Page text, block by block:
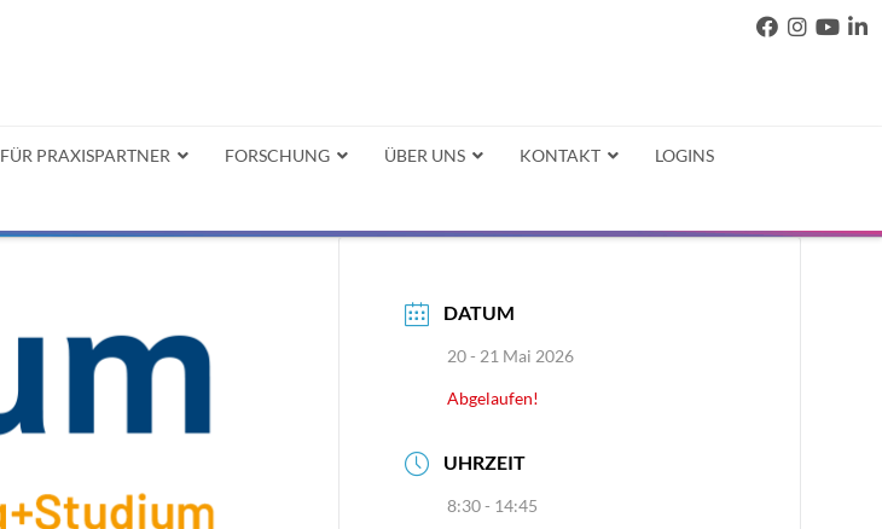
FÜR PRAXISPARTNER FORSCHUNG ÜBER UNS KONTAKT LOGINS
DATUM
20 - 21 Mai 2026
Abgelaufen!
UHRZEIT
8:30 - 14:45